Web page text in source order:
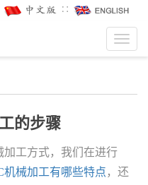
∷
的步骤
加工方式，我们在进行
机械加工有哪些特点 ，还